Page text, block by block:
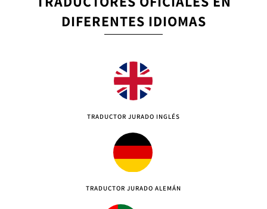
DIFERENTES IDIOMAS
TRADUCTOR JURADO INGLÉS
TRADUCTOR JURADO ALEMÁN